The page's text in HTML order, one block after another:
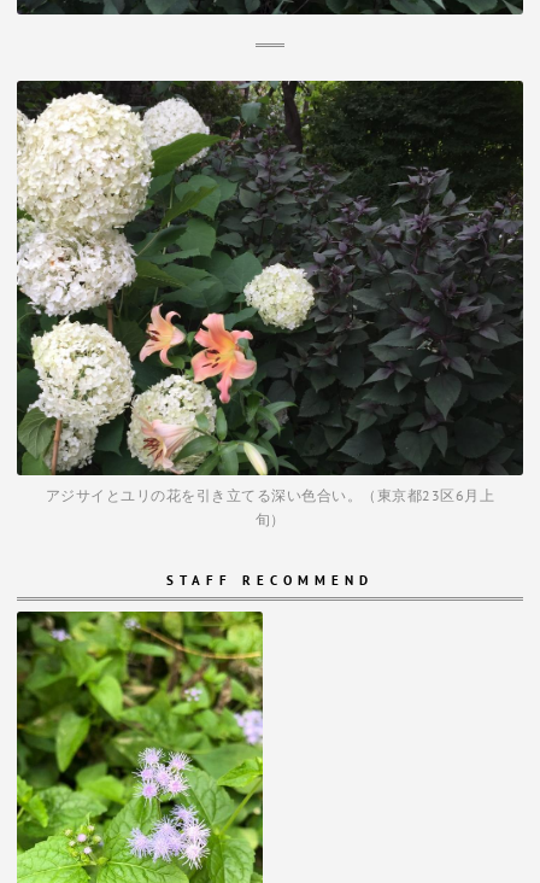
アジサイとユリの花を引き立てる深い色合い。（東京都23区6月上
旬）
STAFF RECOMMEND